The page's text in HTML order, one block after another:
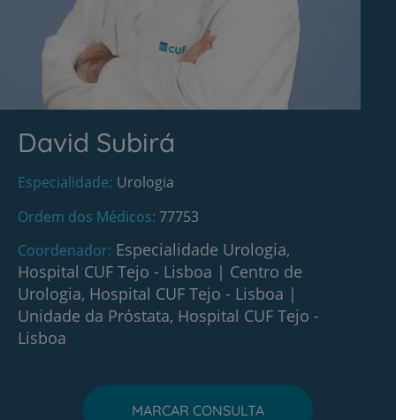
David Subirá
Especialidade Urologia
Ordem dos Médicos 77753
Coordenador Especialidade Urologia,
Hospital CUF Tejo - Lisboa | Centro de
Urologia, Hospital CUF Tejo - Lisboa |
Unidade da Próstata, Hospital CUF Tejo -
Lisboa
MARCAR CONSULTA